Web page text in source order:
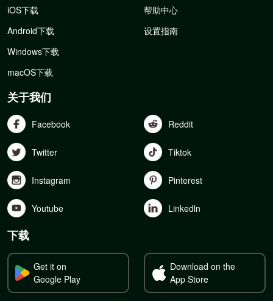
iOS下载
Android下载
Windows下载
macOS下载
帮助中心
设置指南
关于我们
Facebook Reddit
Twitter Tiktok
Instagram Pinterest
Youtube Linkedln
下载
Get it on
Google Play
Download on the
App Store